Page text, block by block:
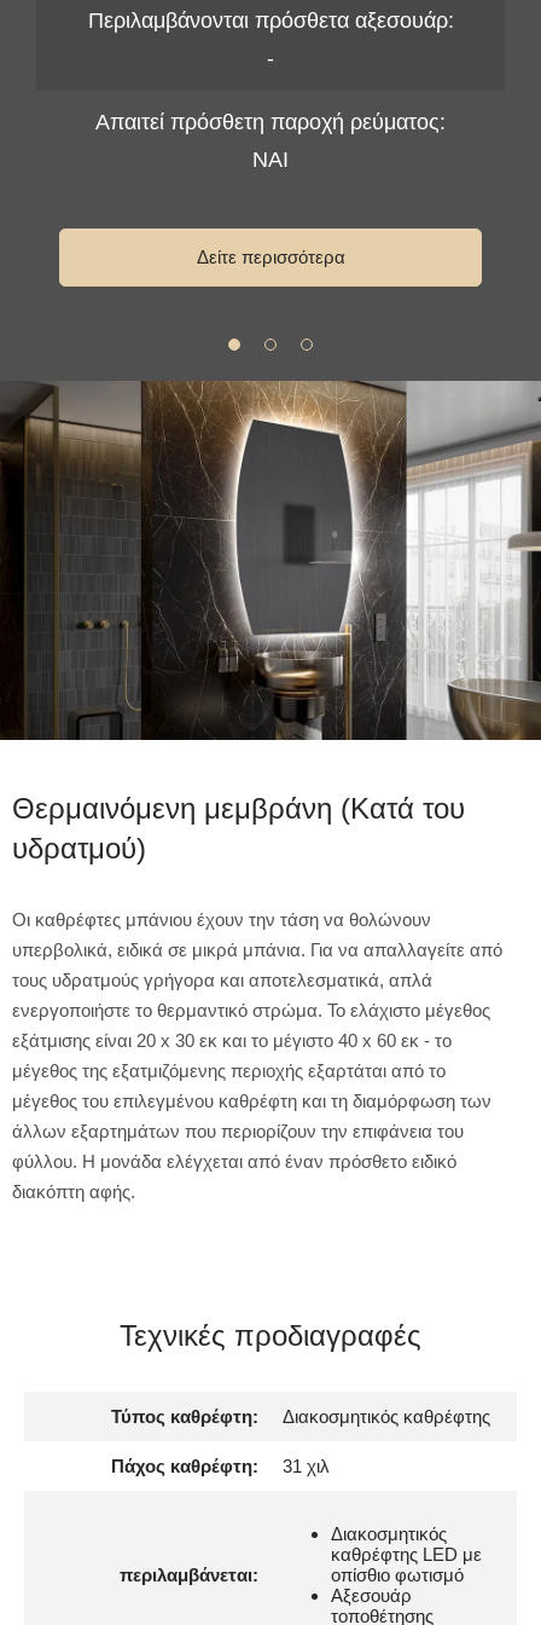
Περιλαμβάνονται πρόσθετα αξεσουάρ:
-
Απαιτεί πρόσθετη παροχή ρεύματος:
ΝΑΙ
Δείτε περισσότερα
Θερμαινόμενη μεμβράνη (Κατά του
υδρατμού)
Οι καθρέφτες μπάνιου έχουν την τάση να θολώνουν
υπερβολικά, ειδικά σε μικρά μπάνια. Για να απαλλαγείτε από
τους υδρατμούς γρήγορα και αποτελεσματικά, απλά
ενεργοποιήστε το θερμαντικό στρώμα. Το ελάχιστο μέγεθος
εξάτμισης είναι 20 x 30 εκ και το μέγιστο 40 x 60 εκ - το
μέγεθος της εξατμιζόμενης περιοχής εξαρτάται από το
μέγεθος του επιλεγμένου καθρέφτη και τη διαμόρφωση των
άλλων εξαρτημάτων που περιορίζουν την επιφάνεια του
φύλλου. Η μονάδα ελέγχεται από έναν πρόσθετο ειδικό
διακόπτη αφής.
Τεχνικές προδιαγραφές
Τύπος καθρέφτη: Διακοσμητικός καθρέφτης
Πάχος καθρέφτη: 31 χιλ
περιλαμβάνεται:
Διακοσμητικός
καθρέφτης LED με
οπίσθιο φωτισμό
Αξεσουάρ
τοποθέτησης